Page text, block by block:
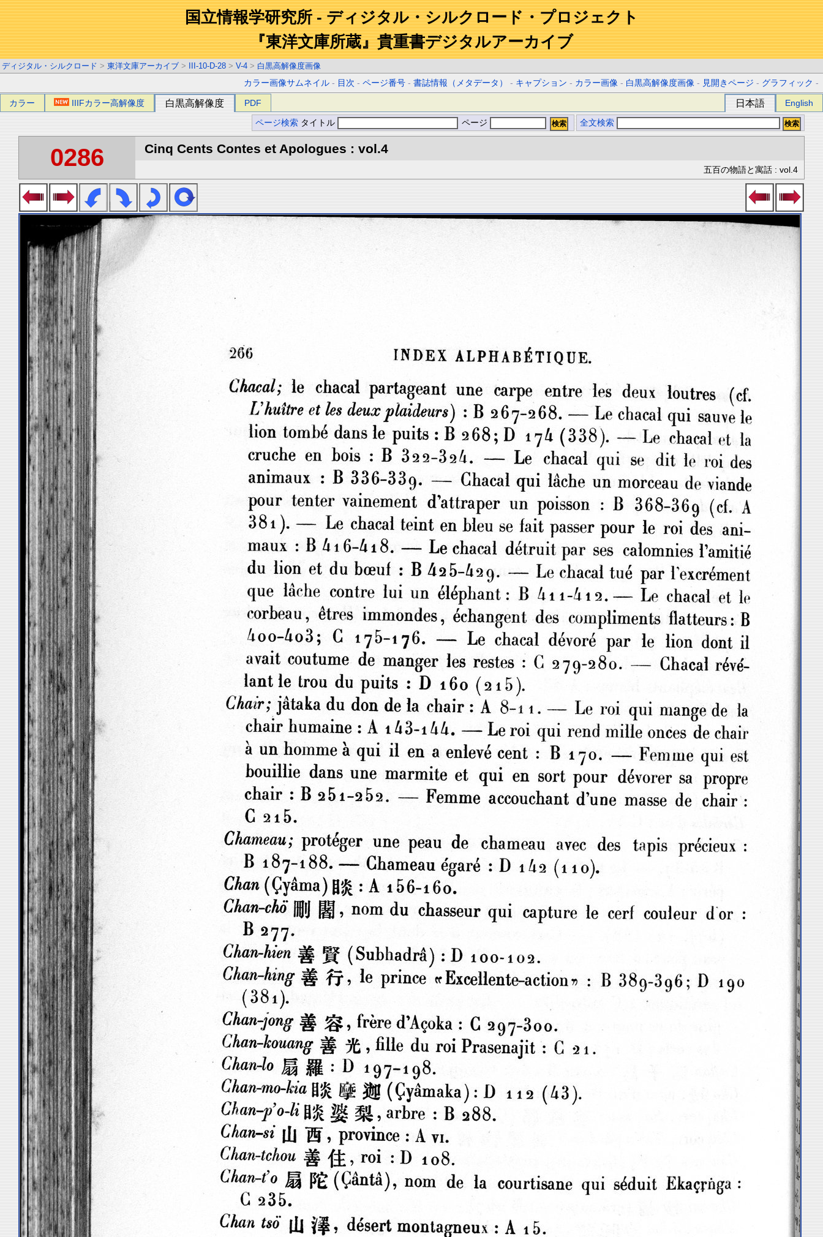
国立情報学研究所 - ディジタル・シルクロード・プロジェクト
『東洋文庫所蔵』貴重書デジタルアーカイブ
ディジタル・シルクロード > 東洋文庫アーカイブ > III-10-D-28 > V-4 > 白黒高解像度画像
カラー画像サムネイル - 目次 -ページ番号 -書誌情報（メタデータ） - キャプション - カラー画像 - 白黒高解像度画像 - 見開きページ - グラフィック -
カラー IIIFカラー高解像度 白黒高解像度 PDF 日本語 English
ページ検索 タイトル ページ 全文検索
0286 Cinq Cents Contes et Apologues : vol.4
五百の物語と寓話 : vol.4